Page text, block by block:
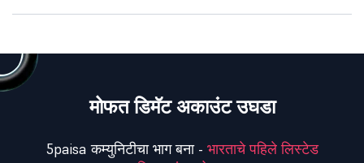
मोफत डिमॅट अकाउंट उघडा
5paisa कम्युनिटीचा भाग बना - भारताचे पहिले लिस्टेड